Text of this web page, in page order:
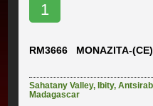
1
RM3666 MONAZITA-(CE)
Sahatany Valley, Ibity,
Madagascar